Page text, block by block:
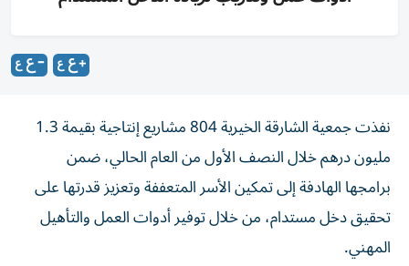
نفذت جمعية الشارقة الخيرية 804 مشاريع إنتاجية بقيمة 1.3
مليون درهم خلال النصف الأول من العام الحالي، ضمن
برامجها الهادفة إلى تمكين الأسر المتعففة وتعزيز قدرتها على
تحقيق دخل مستدام، من خلال توفير أدوات العمل والتأهيل
المهني.